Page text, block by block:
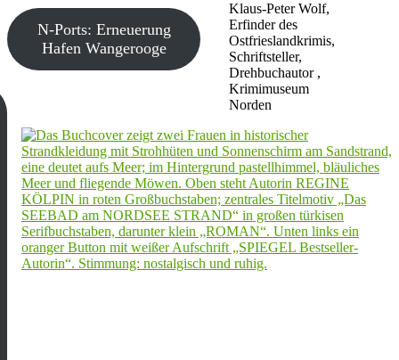
Klaus-Peter Wolf,
Erfinder des
Ostfrieslandkrimis,
Schriftsteller,
Drehbuchautor ,
Krimimuseum
Norden
N-Ports: Erneuerung
Hafen Wangerooge